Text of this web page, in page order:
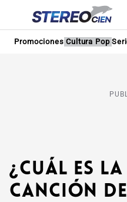
Promociones Cultura Pop
¿Cuál es
canción